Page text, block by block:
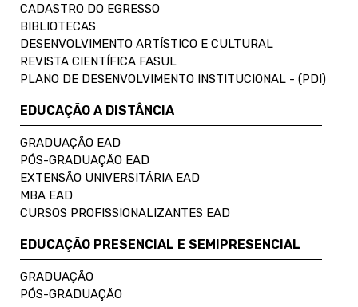
CADASTRO DO EGRESSO
BIBLIOTECAS
DESENVOLVIMENTO ARTÍSTICO E CULTURAL
REVISTA CIENTÍFICA FASUL
PLANO DE DESENVOLVIMENTO INSTITUCIONAL - (PDI)
EDUCAÇÃO A DISTÂNCIA
GRADUAÇÃO EAD
PÓS-GRADUAÇÃO EAD
EXTENSÃO UNIVERSITÁRIA EAD
MBA EAD
CURSOS PROFISSIONALIZANTES EAD
EDUCAÇÃO PRESENCIAL E SEMIPRESENCIAL
GRADUAÇÃO
PÓS-GRADUAÇÃO